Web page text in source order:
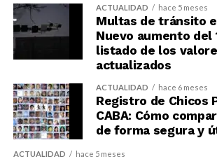
ACTUALIDAD hace 5 meses
Multas de tránsito
Nuevo aumento del
listado de los
actualizados
ACTUALIDAD hace 6 meses
Registro de Chicos
CABA: Cómo
de forma segura y
ACTUALIDAD hace 5 meses